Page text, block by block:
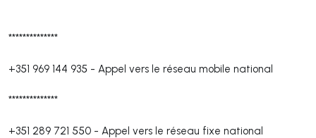
**************
+351 969 144 935 - Appel vers le réseau mobile national
**************
+351 289 721 550 - Appel vers le réseau fixe national